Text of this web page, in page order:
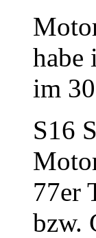
habe
im
S16
77er
bzw.